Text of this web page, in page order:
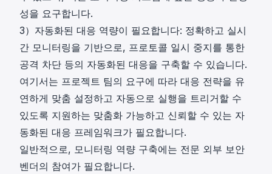
innovatively
millions in
assets.
성을 요구합니다.
3）자동화된 대응 역량이 필요합니다: 정확하고 실시
간 모니터링을 기반으로, 프로토콜 일시 중지를 통한
공격 차단 등의 자동화된 대응을 구축할 수 있습니다.
여기서는 프로젝트 팀의 요구에 따라 대응 전략을 유
연하게 맞춤 설정하고 자동으로 실행을 트리거할 수
있도록 지원하는 맞춤화 가능하고 신뢰할 수 있는 자
동화된 대응 프레임워크가 필요합니다.
일반적으로, 모니터링 역량 구축에는 전문 외부 보안
벤더의 참여가 필요합니다.